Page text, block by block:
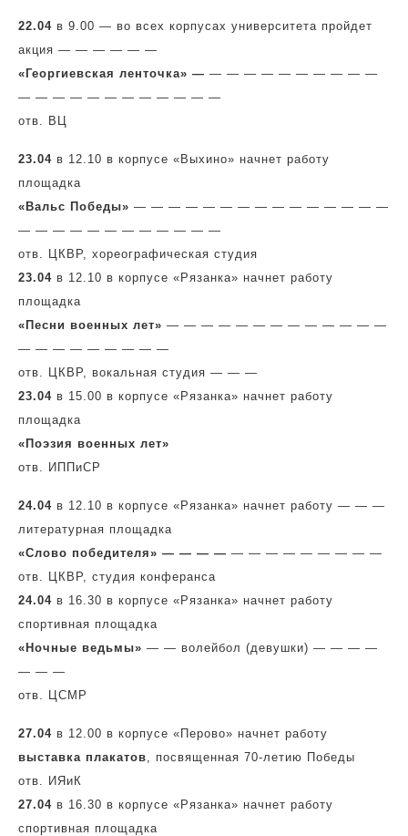
22.04 в 9.00 — во всех корпусах университета пройдет
акция — — — — — —
«Георгиевская ленточка» — — — — — — — — — — —
— — — — — — — — — — — —
отв. ВЦ
23.04 в 12.10 в корпусе «Выхино» начнет работу
площадка
«Вальс Победы» — — — — — — — — — — — — — — —
— — — — — — — — — — — —
отв. ЦКВР, хореографическая студия
23.04 в 12.10 в корпусе «Рязанка» начнет работу
площадка
«Песни военных лет» — — — — — — — — — — — — —
— — — — — — — — —
отв. ЦКВР, вокальная студия — — —
23.04 в 15.00 в корпусе «Рязанка» начнет работу
площадка
«Поэзия военных лет»
отв. ИППиСР
24.04 в 12.10 в корпусе «Рязанка» начнет работу — — —
литературная площадка
«Слово победителя» — — — — — — — — — — — — —
отв. ЦКВР, студия конферанса
24.04 в 16.30 в корпусе «Рязанка» начнет работу
спортивная площадка
«Ночные ведьмы» — — волейбол (девушки) — — — —
— — —
отв. ЦСМР
27.04 в 12.00 в корпусе «Перово» начнет работу
выставка плакатов, посвященная 70-летию Победы
отв. ИЯиК
27.04 в 16.30 в корпусе «Рязанка» начнет работу
спортивная площадка